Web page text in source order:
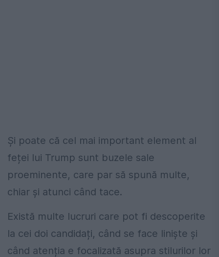
Și poate că cel mai important element al
feței lui Trump sunt buzele sale
proeminente, care par să spună multe,
chiar și atunci când tace.
Există multe lucruri care pot fi descoperite
la cei doi candidați, când se face liniște și
când atenția e focalizată asupra stilurilor lor